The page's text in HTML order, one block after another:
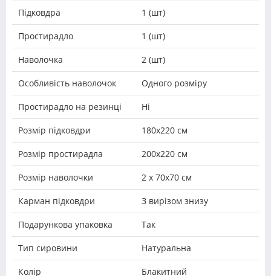
Підковдра 1 (шт)
Простирадло 1 (шт)
Наволочка 2 (шт)
Особливість наволочок Одного розміру
Простирадло на резинці Ні
Розмір підковдри 180х220 см
Розмір простирадла 200х220 см
Розмір наволочки 2 х 70х70 см
Карман підковдри З вирізом знизу
Подарункова упаковка Так
Тип сировини Натуральна
Колір Блакитний